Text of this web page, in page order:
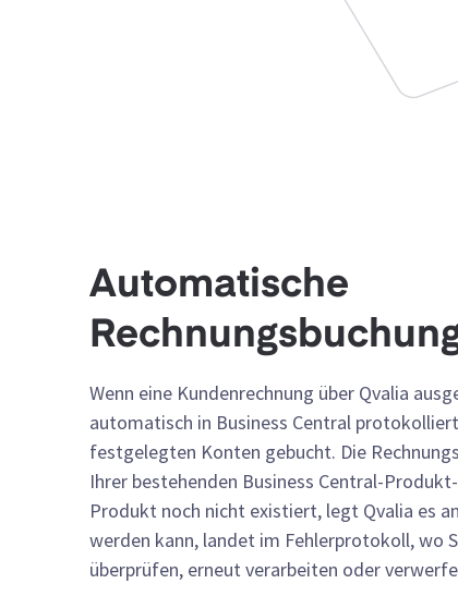
Automatische
Wenn eine Kundenrechnung über Qvalia
automatisch in Business Central
festgelegten Konten gebucht. Die
Ihrer bestehenden Business Central-
Produkt noch nicht existiert, legt Qvalia es
werden kann, landet im Fehlerprotokoll, wo
überprüfen, erneut verarbeiten oder